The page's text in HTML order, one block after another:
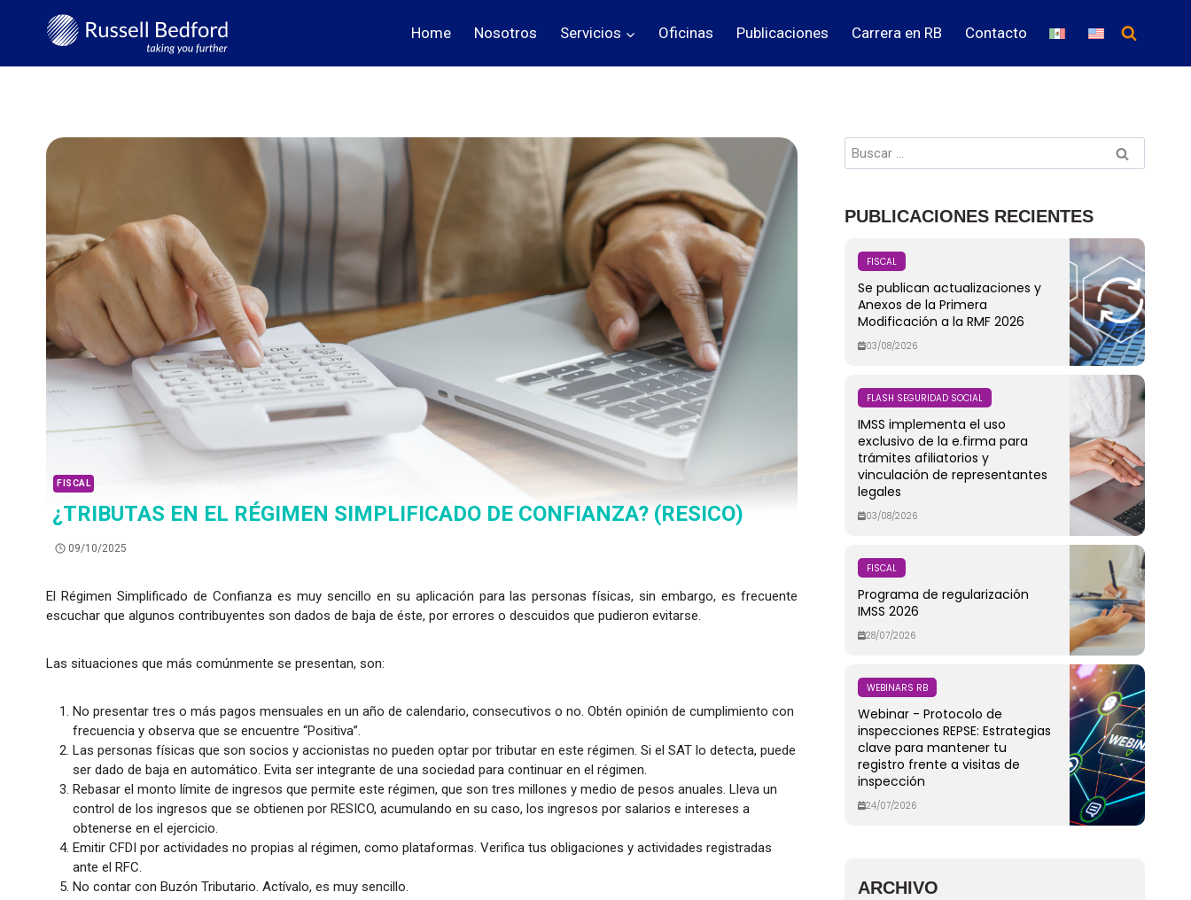
Home Nosotros Servicios Oficinas Publicaciones Carrera en RB Contacto
FISCAL
¿TRIBUTAS EN EL RÉGIMEN SIMPLIFICADO DE CONFIANZA? (RESICO)
09/10/2025
El Régimen Simplificado de Confianza es muy sencillo en su aplicación para las personas físicas, sin embargo, es frecuente
escuchar que algunos contribuyentes son dados de baja de éste, por errores o descuidos que pudieron evitarse.
Las situaciones que más comúnmente se presentan, son:
No presentar tres o más pagos mensuales en un año de calendario, consecutivos o no. Obtén opinión de cumplimiento con
frecuencia y observa que se encuentre “Positiva”.
Las personas físicas que son socios y accionistas no pueden optar por tributar en este régimen. Si el SAT lo detecta, puede
ser dado de baja en automático. Evita ser integrante de una sociedad para continuar en el régimen.
Rebasar el monto límite de ingresos que permite este régimen, que son tres millones y medio de pesos anuales. Lleva un
control de los ingresos que se obtienen por RESICO, acumulando en su caso, los ingresos por salarios e intereses a
obtenerse en el ejercicio.
Emitir CFDI por actividades no propias al régimen, como plataformas. Verifica tus obligaciones y actividades registradas
ante el RFC.
No contar con Buzón Tributario. Actívalo, es muy sencillo.
PUBLICACIONES RECIENTES
FISCAL
Se publican actualizaciones y
Anexos de la Primera
Modificación a la RMF 2026
03/08/2026
FLASH SEGURIDAD SOCIAL
IMSS implementa el uso
exclusivo de la e.firma para
trámites afiliatorios y
vinculación de representantes
legales
03/08/2026
FISCAL
Programa de regularización
IMSS 2026
28/07/2026
WEBINARS RB
Webinar - Protocolo de
inspecciones REPSE: Estrategias
clave para mantener tu
registro frente a visitas de
inspección
24/07/2026
ARCHIVO